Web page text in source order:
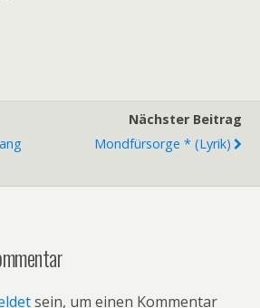
Nächster Beitrag
Mondfürsorge * (Lyrik)
sein, um einen Kommentar